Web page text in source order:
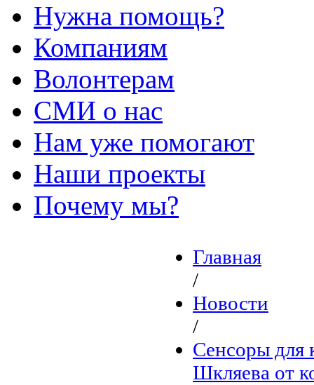
Нужна помощь?
Компаниям
Волонтерам
СМИ о нас
Нам уже помогают
Наши проекты
Почему мы?
Главная
/
Новости
/
Сенсоры для
Шкляева от